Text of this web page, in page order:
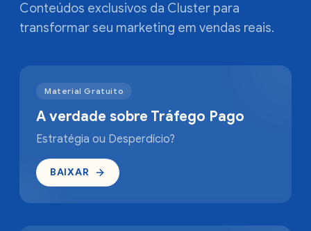
Conteúdos exclusivos da Cluster para
transformar seu marketing em vendas reais.
Material Gratuito
A verdade sobre Tráfego Pago
Estratégia ou Desperdício?
BAIXAR